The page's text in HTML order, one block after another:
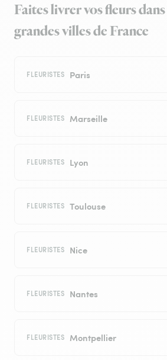
Faites livrer vos fleurs
grandes villes de France
FLEURISTES Paris
FLEURISTES Marseille
FLEURISTES Lyon
FLEURISTES Toulouse
FLEURISTES Nice
FLEURISTES Nantes
FLEURISTES Montpellier